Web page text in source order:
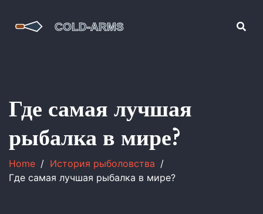
Где самая лучшая
рыбалка в мире?
Home
История рыболовства
Где самая лучшая рыбалка в мире?